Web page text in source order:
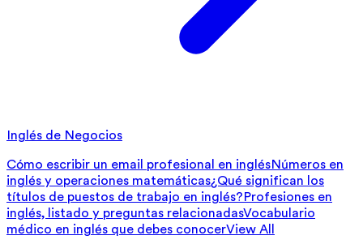
Inglés de Negocios
Cómo escribir un email profesional en inglésNúmeros en
inglés y operaciones matemáticas¿Qué significan los
títulos de puestos de trabajo en inglés?Profesiones en
inglés, listado y preguntas relacionadasVocabulario
médico en inglés que debes conocerView All